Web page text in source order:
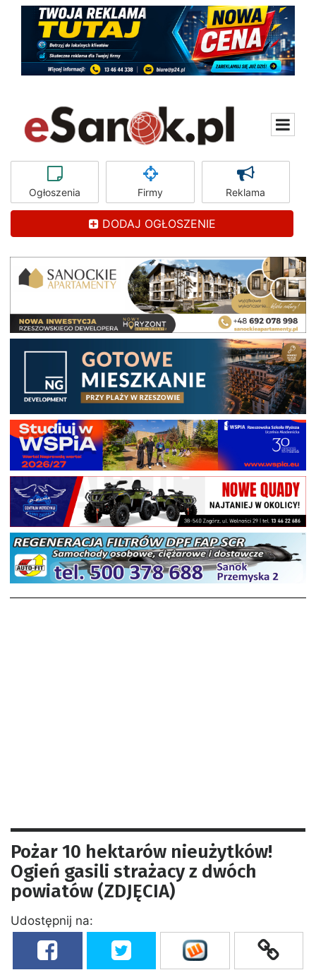
Ogłoszenia Firmy Reklama
DODAJ OGŁOSZENIE
Pożar 10 hektarów nieużytków!
Ogień gasili strażacy z dwóch
powiatów (ZDJĘCIA)
Udostępnij na: